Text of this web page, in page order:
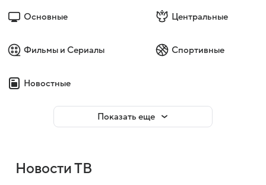
Основные Центральные
Фильмы и Сериалы Спортивные
Новостные
Показать еще
Новости ТВ